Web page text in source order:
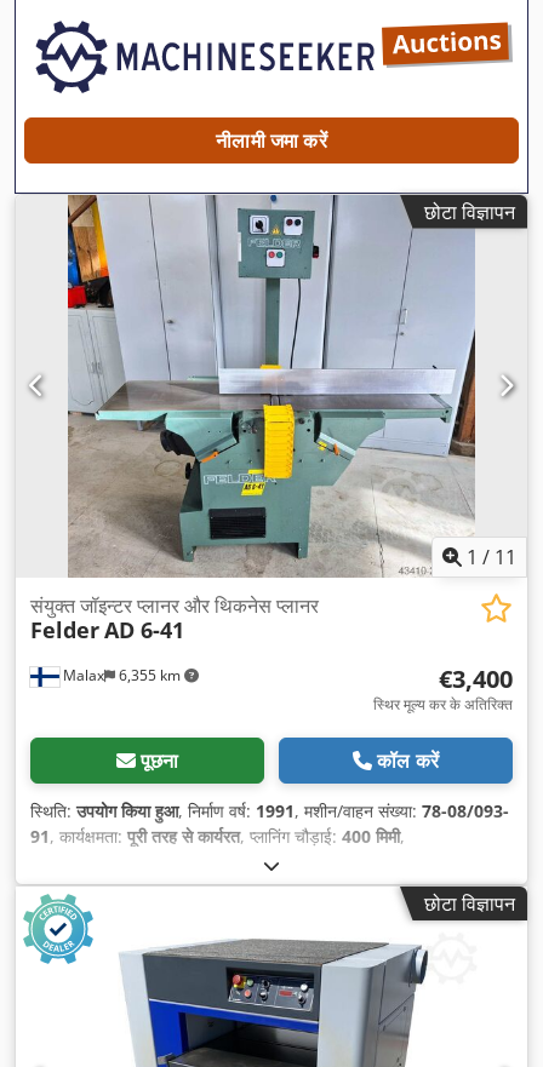
नीलामी जमा करें
छोटा विज्ञापन
1 / 11
Malax 6,355 km
संयुक्त जॉइन्टर प्लानर और थिकनेस प्लानर
FelderAD 6-41
€3,400
स्थिर मूल्य कर के अतिरिक्त
पूछना कॉल करें
स्थिति:उपयोग किया हुआ, निर्माण वर्ष: 1991, मशीन/वाहन संख्या: 78-08/093-
91, कार्यक्षमता: पूरी तरह से कार्यरत, प्लानिंग चौड़ाई: 400 मिमी,
छोटा विज्ञापन